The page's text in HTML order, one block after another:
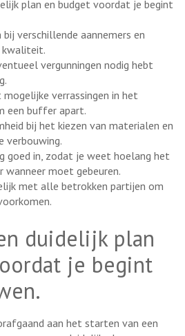
plan en budget voordat je begint
verschillende aannemers en
kwaliteit.
vergunningen nodig hebt
mogelijke verrassingen in het
een buffer apart.
bij het kiezen van materialen en
verbouwing.
goed in, zodat je weet hoelang het
wanneer moet gebeuren.
met alle betrokken partijen om
duidelijk plan
je begint
aan het starten van een